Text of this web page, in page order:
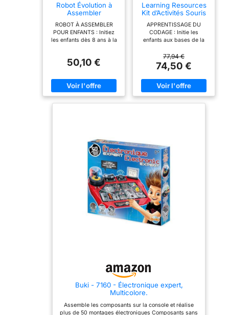
Robot Évolution à
Assembler
Robotique
Programmable
Bluetooth Dès 8 Ans
ROBOT À ASSEMBLER
POUR ENFANTS : Initiez
les enfants dès 8 ans à la
stimulant la logique et la
PROGRAMMATION PAR
BLOCS : Grâce à
l'application dédiée,
FONCTIONNALITÉS
INTERACTIVES : Équipé
de 3 moteurs, LED
bicolore et haut-parleur, le
robot se déplace, émet
des sons et réagit aux
commandes Bluetooth.
MODES DE JEU VARIÉS :
comprend 3 modes
distincts — contrôle en
temps réel,
sociales. STIMULE LES
COMPÉTENCES STEM :
Développe la pensée
logique, la résolution de
les sciences et la
50,10 €
Learning Resources
Kit d’Activités Souris
Initiation au Codage
pour Enfants, 10
Activités, 30 Cartes
Jouet STEM Éducatif
dès 4 Ans
APPRENTISSAGE DU
CODAGE : Initie les
enfants aux bases de la
souris robot à coder étape
par étape pour atteindre
son fromage. JOUET
STEM PRATIQUE :
Développe logique,
pensée séquentielle et
22 murs, 3 tunnels et 1
fromage inclus.
EXPÉRIENCE LUDIQUE :
La souris lumineuse émet
des sons et se déplace à
2 vitesses. Idéal pour le
jeu individuel ou en
groupe. CONTENU : 1
souris robot, 30 cartes de
codage, 10 cartes
d’activités, labyrinthe à
curiosité et rendent
77,94 €
74,50 €
Buki - 7160 - Électronique expert,
Multicolore.
Assemble les composants sur la console et réalise
plus de 50 montages électroniques Composants sans